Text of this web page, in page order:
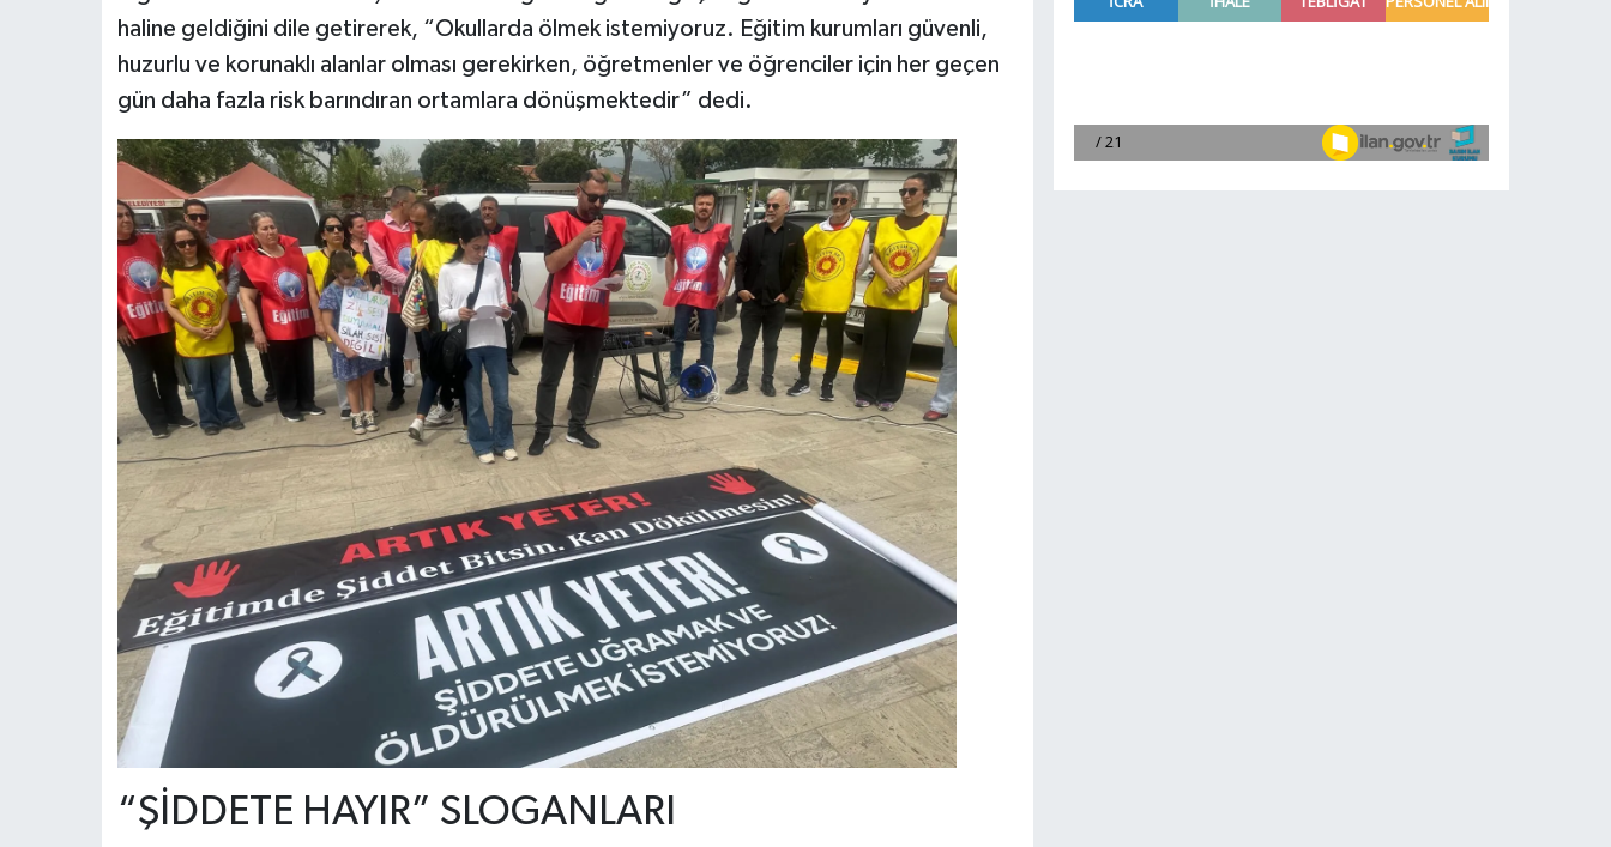
haline geldiğini dile getirerek, “Okullarda ölmek istemiyoruz. Eğitim kurumları güvenli,
huzurlu ve korunaklı alanlar olması gerekirken, öğretmenler ve öğrenciler için her geçen
gün daha fazla risk barındıran ortamlara dönüşmektedir” dedi.
“ŞİDDETE HAYIR” SLOGANLARI